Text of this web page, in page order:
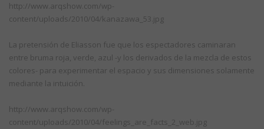
http://www.arqshow.com/wp-
content/uploads/2010/04/kanazawa_53.jpg
La pretensión de Eliasson fue que los espectadores caminaran
entre bruma roja, verde, azul -y los derivados de la mezcla de estos
colores- para experimentar el espacio y sus dimensiones solamente
mediante la intuición.
http://www.arqshow.com/wp-
content/uploads/2010/04/feelings_are_facts_2_web.jpg